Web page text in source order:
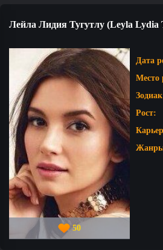
Лейла Лидия Тугутлу (Leyla Lydia
50
Дата
Место
Рост: